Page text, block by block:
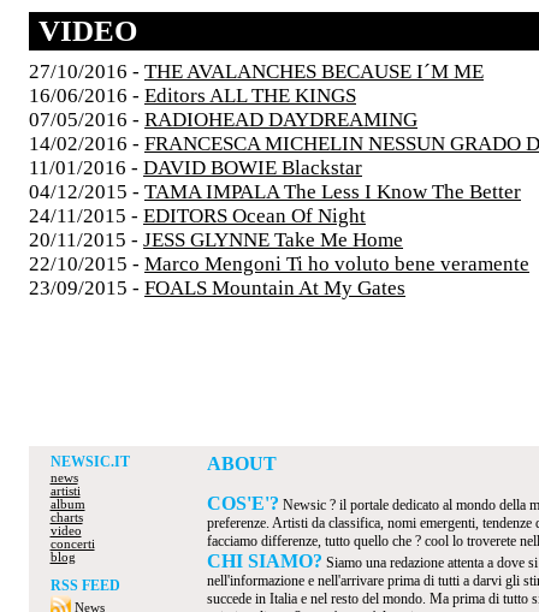
VIDEO
27/10/2016 - THE AVALANCHES BECAUSE I´M ME
16/06/2016 - Editors ALL THE KINGS
07/05/2016 - RADIOHEAD DAYDREAMING
14/02/2016 - FRANCESCA MICHELIN NESSUN GRADO
11/01/2016 - DAVID BOWIE Blackstar
04/12/2015 - TAMA IMPALA The Less I Know The Better
24/11/2015 - EDITORS Ocean Of Night
20/11/2015 - JESS GLYNNE Take Me Home
22/10/2015 - Marco Mengoni Ti ho voluto bene veramente
23/09/2015 - FOALS Mountain At My Gates
NEWSIC.IT
news
artisti
album
charts
video
concerti
blog
RSS FEED
News
ABOUT
COS'E'? Newsic ? il portale dedicato al mondo della
preferenze. Artisti da classifica, nomi emergenti, tendenze
facciamo differenze, tutto quello che ? cool lo troverete
CHI SIAMO? Siamo una redazione attenta a dove
nell'informazione e nell'arrivare prima di tutti a darvi gli
succede in Italia e nel resto del mondo. Ma prima di tutto